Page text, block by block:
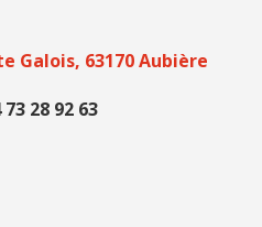
Galois, 63170 Aubière
73 28 92 63